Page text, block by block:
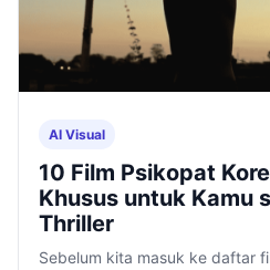
AI Visual
10 Film Psikopat
Khusus untuk Kamu
Thriller
Sebelum kita masuk ke daftar